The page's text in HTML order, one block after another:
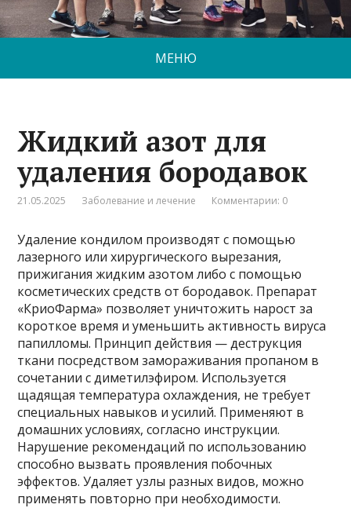
МЕНЮ
Жидкий азот для
удаления бородавок
21.05.2025 Заболевание и лечение Комментарии: 0
Удаление кондилом производят с помощью
лазерного или хирургического вырезания,
прижигания жидким азотом либо с помощью
косметических средств от бородавок. Препарат
«КриоФарма» позволяет уничтожить нарост за
короткое время и уменьшить активность вируса
папилломы. Принцип действия — деструкция
ткани посредством замораживания пропаном в
сочетании с диметилэфиром. Используется
щадящая температура охлаждения, не требует
специальных навыков и усилий. Применяют в
домашних условиях, согласно инструкции.
Нарушение рекомендаций по использованию
способно вызвать проявления побочных
эффектов. Удаляет узлы разных видов, можно
применять повторно при необходимости.